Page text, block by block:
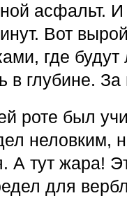
асфальт.
Вот
где
в глубине.
роте был
неловким,
А тут жара!
для